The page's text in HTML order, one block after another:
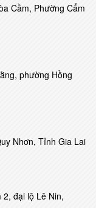
Cầm, Phường Cẩm
phường Hồng
Nhơn, Tỉnh Gia Lai
đại lộ Lê Nin,